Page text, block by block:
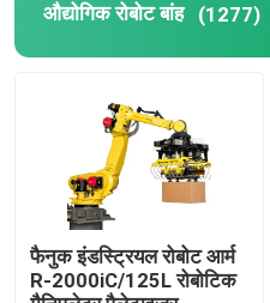
सीएनसी मशीन
रोबोट रैखिक ट्रैक
रोबोट पोजिशनर
रोबोट सुरक्षा कवर
औद्योगिक रोबोट बांह (1277)
फैनुक इंडस्ट्रियल रोबोट आर्म
R-2000iC/125L रोबोटिक